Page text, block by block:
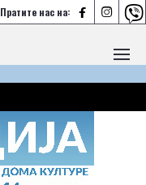
Пратите нас на:   